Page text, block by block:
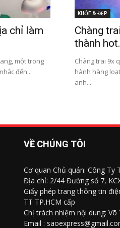
chỉ làm
một trong
đến...
KHỎE & ĐẸP
Chàng
thành
Chàng trai 9x
hành hàng
anh...
VỀ CHÚNG TÔI
Cơ quan Chủ quản: Công Ty
Địa chỉ: 2/44 Đường số 7,
Giấy phép trang thông tin
TT TP.HCM cấp
Chị trách nhiệm nội dung: Võ
Email :